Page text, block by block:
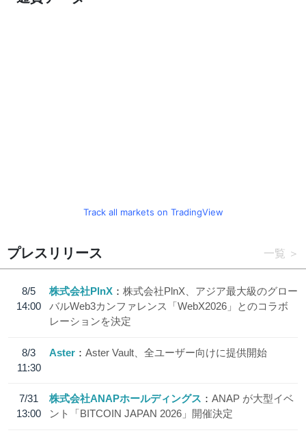
Track all markets on TradingView
プレスリリース 一覧
8/5
14:00
株式会社PlnX
株式会社PlnX、アジア最大級のグロー
バルWeb3カンファレンス「WebX2026」とのコラボ
レーションを決定
8/3
11:30
Aster Aster Vault、全ユーザー向けに提供開始
7/31
13:00
株式会社ANAPホールディングス
ANAP が大型イベ
ント「BITCOIN JAPAN 2026」開催決定